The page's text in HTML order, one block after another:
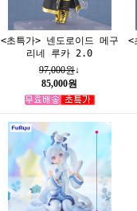
<초특가> 넨도로이드 메구
리네 루카 2.0
97,000원↓
85,000원
<